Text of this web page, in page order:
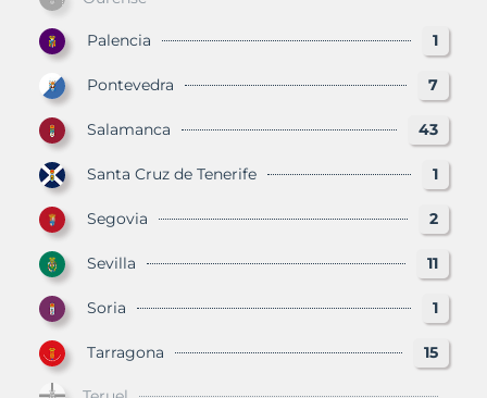
Palencia 1
Pontevedra 7
Salamanca 43
Santa Cruz de Tenerife 1
Segovia 2
Sevilla 11
Soria 1
Tarragona 15